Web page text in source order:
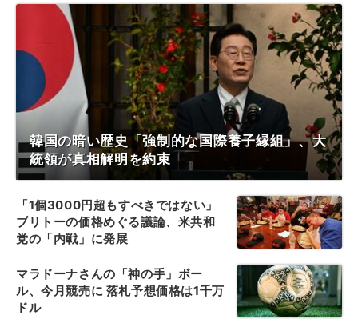
韓国の暗い歴史「強制的な国際養子縁組」、大
統領が真相解明を約束
「1個3000円超もすべきではない」
ブリトーの価格めぐる議論、米共和
党の「内戦」に発展
マラドーナさんの「神の手」ボー
ル、今月競売に 落札予想価格は1千万
ドル